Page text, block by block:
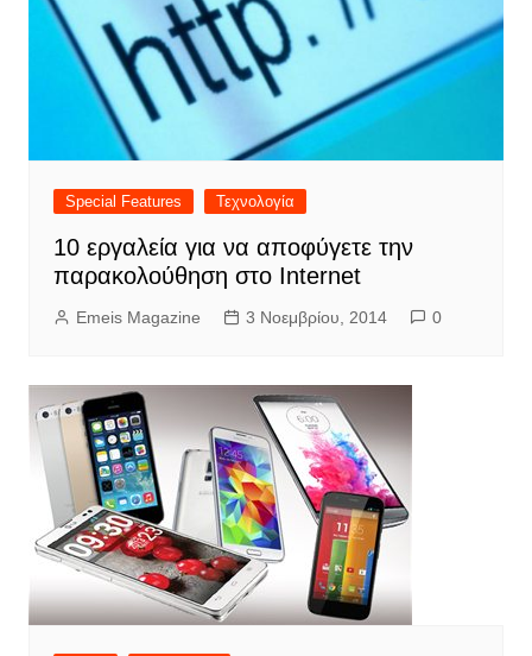
Special Features Τεχνολογία
10 εργαλεία για να αποφύγετε την
παρακολούθηση στο Internet
Emeis Magazine 3 Νοεμβρίου, 2014 0